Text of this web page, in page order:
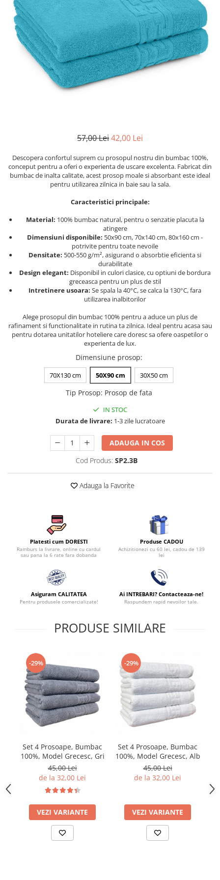
Cearceaf cu elastic
Cearceaf normal
Lenjerii De Pat Creponate
Lenjerii De Pat Bumbac Poplin 2
Persoane
Lenjerii De Pat Bumbac Poplin,
Matlasate, 2 Persoane
Lenjerii De Pat, Finet Premium 3D,
Lenjerii De Pat Jacquard
Lenjerii De Pat Catifea
Set Lenjerie De Pat Blana
Artificiala De Iepure, 6 Piese, 2
Set Lenjerie Pat Blanita Iepure, 6
Piese, Cu Pilota Inclusa
Lenjerii De Pat Premium Collection
Set Lenjerie De Pat, 7 Piese, Cu
Pilota / Cuvertura Inclusa
Set Lenjerie De Pat Jacquard Regal,
Lenjerii Damasc Egiptean King Size
Lenjerii De Pat, Finet Premium, 1
Lenjerii De Pat Damasc 1 Persoana
Lenjerii De Pat, Imprimeu 3D, 1
57,00 Lei42,00 Lei
Descopera confortul suprem cu prosopul nostru din bumbac 100%,
conceput pentru a oferi o experienta de uscare excelenta. Fabricat din
bumbac de inalta calitate, acest prosop moale si absorbant este ideal
pentru utilizarea zilnica in baie sau la sala.
Caracteristici principale:
Material: 100% bumbac natural, pentru o senzatie placuta la
atingere
Dimensiuni disponibile: 50x90 cm, 70x140 cm, 80x160 cm -
potrivite pentru toate nevoile
Densitate: 500-550 g/m², asigurand o absorbtie eficienta si
durabilitate
Design elegant: Disponibil in culori clasice, cu optiuni de bordura
greceasca pentru un plus de stil
Intretinere usoara: Se spala la 40°C, se calca la 130°C, fara
utilizarea inalbitorilor
Alege prosopul din bumbac 100% pentru a aduce un plus de
rafinament si functionalitate in rutina ta zilnica. Ideal pentru acasa sau
pentru dotarea unitatilor hoteliere care doresc sa ofere oaspetilor o
experienta de lux.
Dimensiune prosop:
70X130 cm 50X90 cm 30X50 cm
Tip Prosop: Prosop de fata
IN STOC
Durata de livrare: 1-3 zile lucratoare
ADAUGA IN COS
Cod Produs: SP2.3B
Adauga la Favorite
Platesti cum DORESTI
Ramburs la livrare, online cu cardul
sau pana la 6 rate fara dobanda
Produse CADOU
Achizitionezi cu 60 lei, cadou de 139
lei
Asiguram CALITATEA
Pentru produsele comercializate!
Ai INTREBARI? Contacteaza-ne!
Raspundem rapid nevoilor tale.
PRODUSE SIMILARE
-29%
Set 4 Prosoape, Bumbac
100%, Model Grecesc, Gri
45,00 Lei
de la 32,00 Lei
VEZI VARIANTE
-29%
Set 4 Prosoape, Bumbac
100%, Model Grecesc, Alb
45,00 Lei
de la 32,00 Lei
VEZI VARIANTE